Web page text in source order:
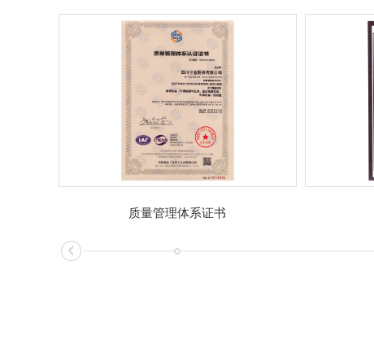
质量管理体系证书